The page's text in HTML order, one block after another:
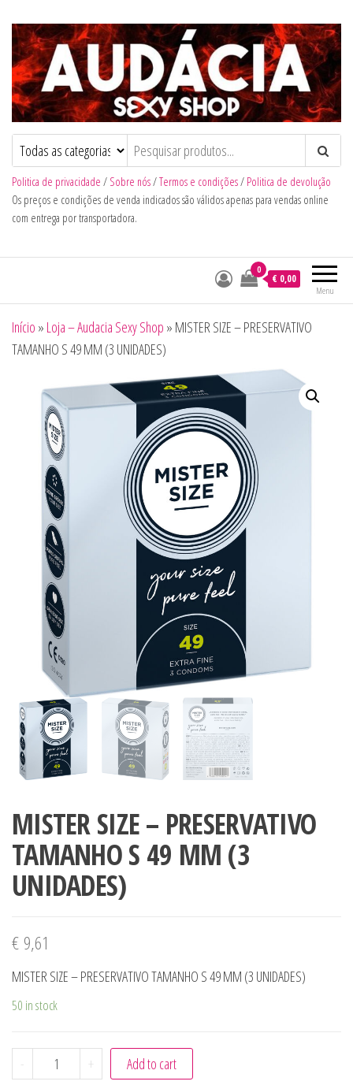
Audacia Sexy Shop
Politica de privacidade / Sobre nós/Termos e condições/ Politica de devolução
Os preços e condições de venda indicados são válidos apenas para vendas online
com entrega por transportadora.
Menu
0
€ 0,00
Início » Loja – Audacia Sexy Shop » MISTER SIZE – PRESERVATIVO
TAMANHO S 49 MM (3 UNIDADES)
MISTER SIZE – PRESERVATIVO
TAMANHO S 49 MM (3
UNIDADES)
€ 9,61
MISTER SIZE – PRESERVATIVO TAMANHO S 49 MM (3 UNIDADES)
50 in stock
- MISTER SIZE - PRESERVATIVO TAMANHO S 49 MM (3
+ Add to cart